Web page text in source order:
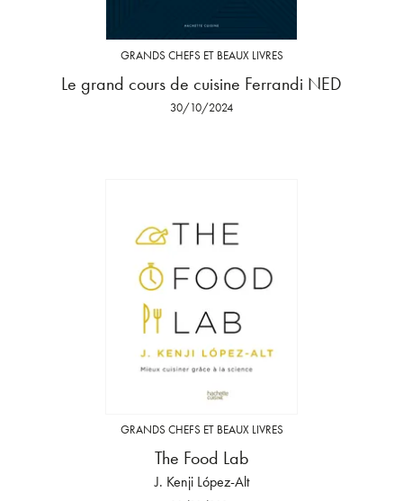
GRANDS CHEFS ET BEAUX LIVRES
Le grand cours de cuisine Ferrandi NED
30/10/2024
GRANDS CHEFS ET BEAUX LIVRES
The Food Lab
J. Kenji López-Alt